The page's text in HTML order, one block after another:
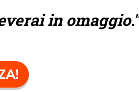
in omaggio."